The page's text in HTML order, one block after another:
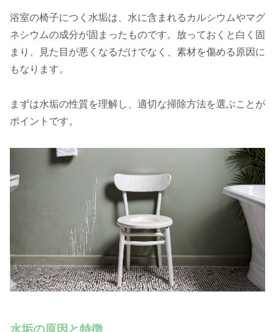
浴室の椅子につく水垢は、水に含まれるカルシウムやマグ
ネシウムの成分が固まったものです。放っておくと白く固
まり、見た目が悪くなるだけでなく、素材を傷める原因に
もなります。
まずは水垢の性質を理解し、適切な掃除方法を選ぶことが
ポイントです。
水垢の原因と特徴